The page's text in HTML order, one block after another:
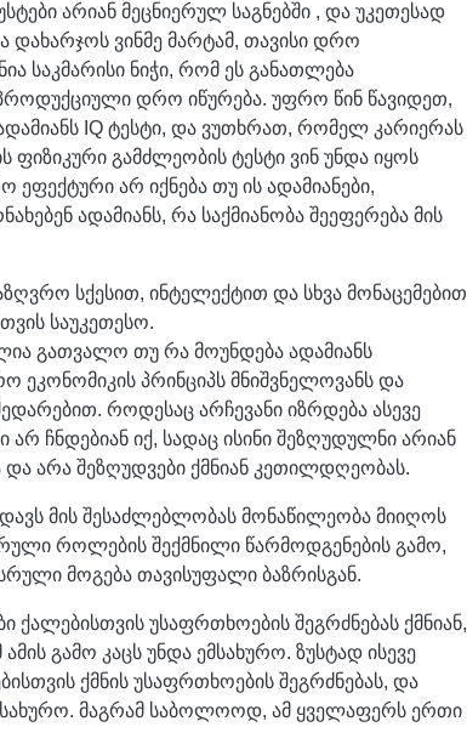
არიან მეცნიერულ საგნებში , და უკეთესად
დახარჯოს ვინმე მარტამ, თავისი დრო
საკმარისი ნიჭი, რომ ეს განათლება
დრო იწურება. უფრო წინ წავიდეთ,
IQ ტესტი, და ვუთხრათ, რომელ კარიერას
ფიზიკური გამძლეობის ტესტი ვინ უნდა იყოს
არ იქნება თუ ის ადამიანები,
ადამიანს, რა საქმიანობა შეეფერება მის
სქესით, ინტელექტით და სხვა მონაცემებით
საუკეთესო.
გათვალო თუ რა მოუნდება ადამიანს
ეკონომიკის პრინციპს მნიშვნელოვანს და
როდესაც არჩევანი იზრდება ასევე
ჩნდებიან იქ, სადაც ისინი შეზღუდულნი არიან
არა შეზღუდვები ქმნიან კეთილდღეობას.
მის შესაძლებლობას მონაწილეობა მიიღოს
როლების შექმნილი წარმოდგენების გამო,
მოგება თავისუფალი ბაზრისგან.
უსაფრთხოების შეგრძნებას ქმნიან,
ამის გამო კაცს უნდა ემსახურო. ზუსტად ისევე
ქმნის უსაფრთხოების შეგრძნებას, და
მაგრამ საბოლოოდ, ამ ყველაფერს ერთი